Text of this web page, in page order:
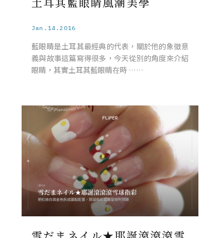
Jan.14.2016
藍眼睛是土耳其最經典的代表，關於他的象徵意
義與故事這篇寫得很多，今天從別的角度來介紹
眼睛，其實土耳其藍眼睛在時 ……